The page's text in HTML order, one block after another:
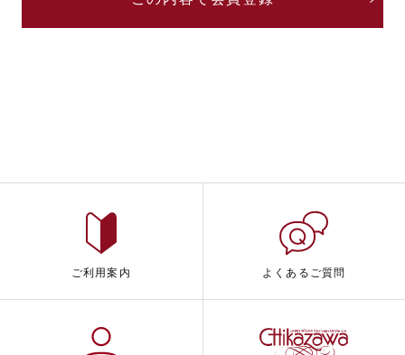
ご利用案内 よくあるご質問